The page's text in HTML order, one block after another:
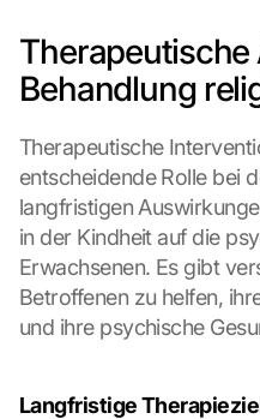
Therapeutische
Behandlung
Therapeutische
entscheidende Rolle bei
langfristigen
in der Kindheit auf die
Erwachsenen. Es gibt
Betroffenen zu helfen,
und ihre psychische
Langfristige
o
g
l
M
a
p
D
a
t
i